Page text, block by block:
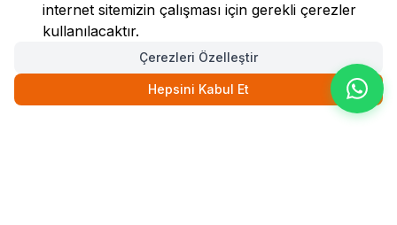
internet sitemizin çalışması için gerekli çerezler
kullanılacaktır.
Çerezleri Özelleştir
Hepsini Kabul Et